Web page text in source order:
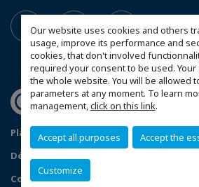
Our website uses cookies and others
usage, improve its performance and
cookies, that don't involved
required your consent to be used. Your
the whole website. You will be allowed
parameters at any moment. To learn
management,click on this link.
Accept all purposes Accept the
Customize
Plan du site Mentions légales
Déclaration de confidentialité
Configurer vos préférences cookies